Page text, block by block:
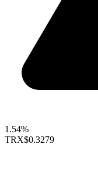
1.54%
TRX$0.3279